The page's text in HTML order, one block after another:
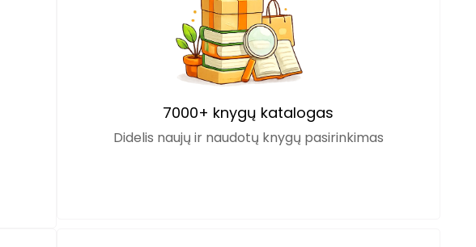
7000+ knygų katalogas
Didelis naujų ir naudotų knygų pasirinkimas